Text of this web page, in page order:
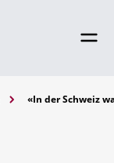
«In der Schweiz